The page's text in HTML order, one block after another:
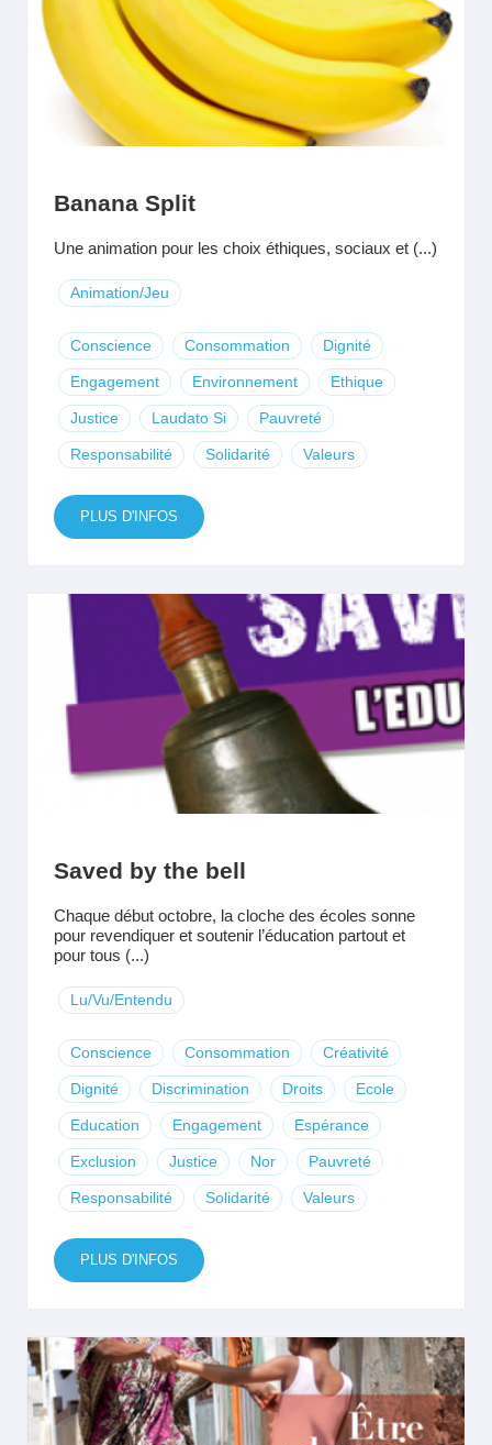
Banana Split
Une animation pour les choix éthiques, sociaux et (...)
Animation/Jeu
Conscience Consommation Dignité
Engagement Environnement Ethique
Justice Laudato Si Pauvreté
Responsabilité Solidarité Valeurs
PLUS D'INFOS
Saved by the bell
Chaque début octobre, la cloche des écoles sonne
pour revendiquer et soutenir l’éducation partout et
pour tous (...)
Lu/Vu/Entendu
Conscience Consommation Créativité
Dignité Discrimination Droits Ecole
Education Engagement Espérance
Exclusion Justice Nor Pauvreté
Responsabilité Solidarité Valeurs
PLUS D'INFOS